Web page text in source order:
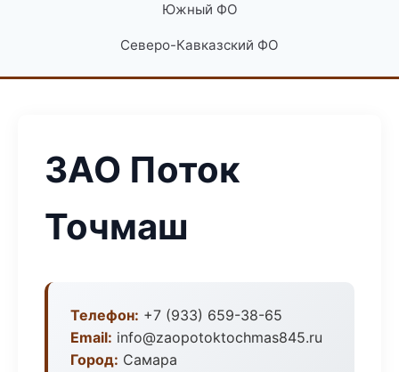
Южный ФО
Северо-Кавказский ФО
ЗАО Поток
Точмаш
Телефон: +7 (933) 659-38-65
Email: info@zaopotoktochmas845.ru
Город: Самара